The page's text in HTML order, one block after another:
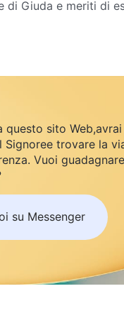
di Giuda e meriti di
da parte di Dio è
ma si devono
questo sito Web,avrai
Signoree trovare la
Vuoi guadagnare
su Messenger